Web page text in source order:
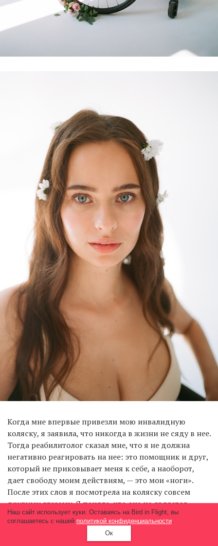
Когда мне впервые привезли мою инвалидную
коляску, я заявила, что никогда в жизни не сяду в нее.
Тогда реабилитолог сказал мне, что я не должна
негативно реагировать на нее: это помощник и друг,
который не приковывает меня к себе, а наоборот,
дает свободу моим действиям, — это мои «ноги».
После этих слов я посмотрела на коляску совсем
другими глазами. Я поняла, что она не является
препятствием для достижения целей и
осуществления моей мечты.
Наш сайт использует куки. Оставаясь на Bird in Flight, вы
соглашаетесь с нашей политикой конфиденциальности.
Ок